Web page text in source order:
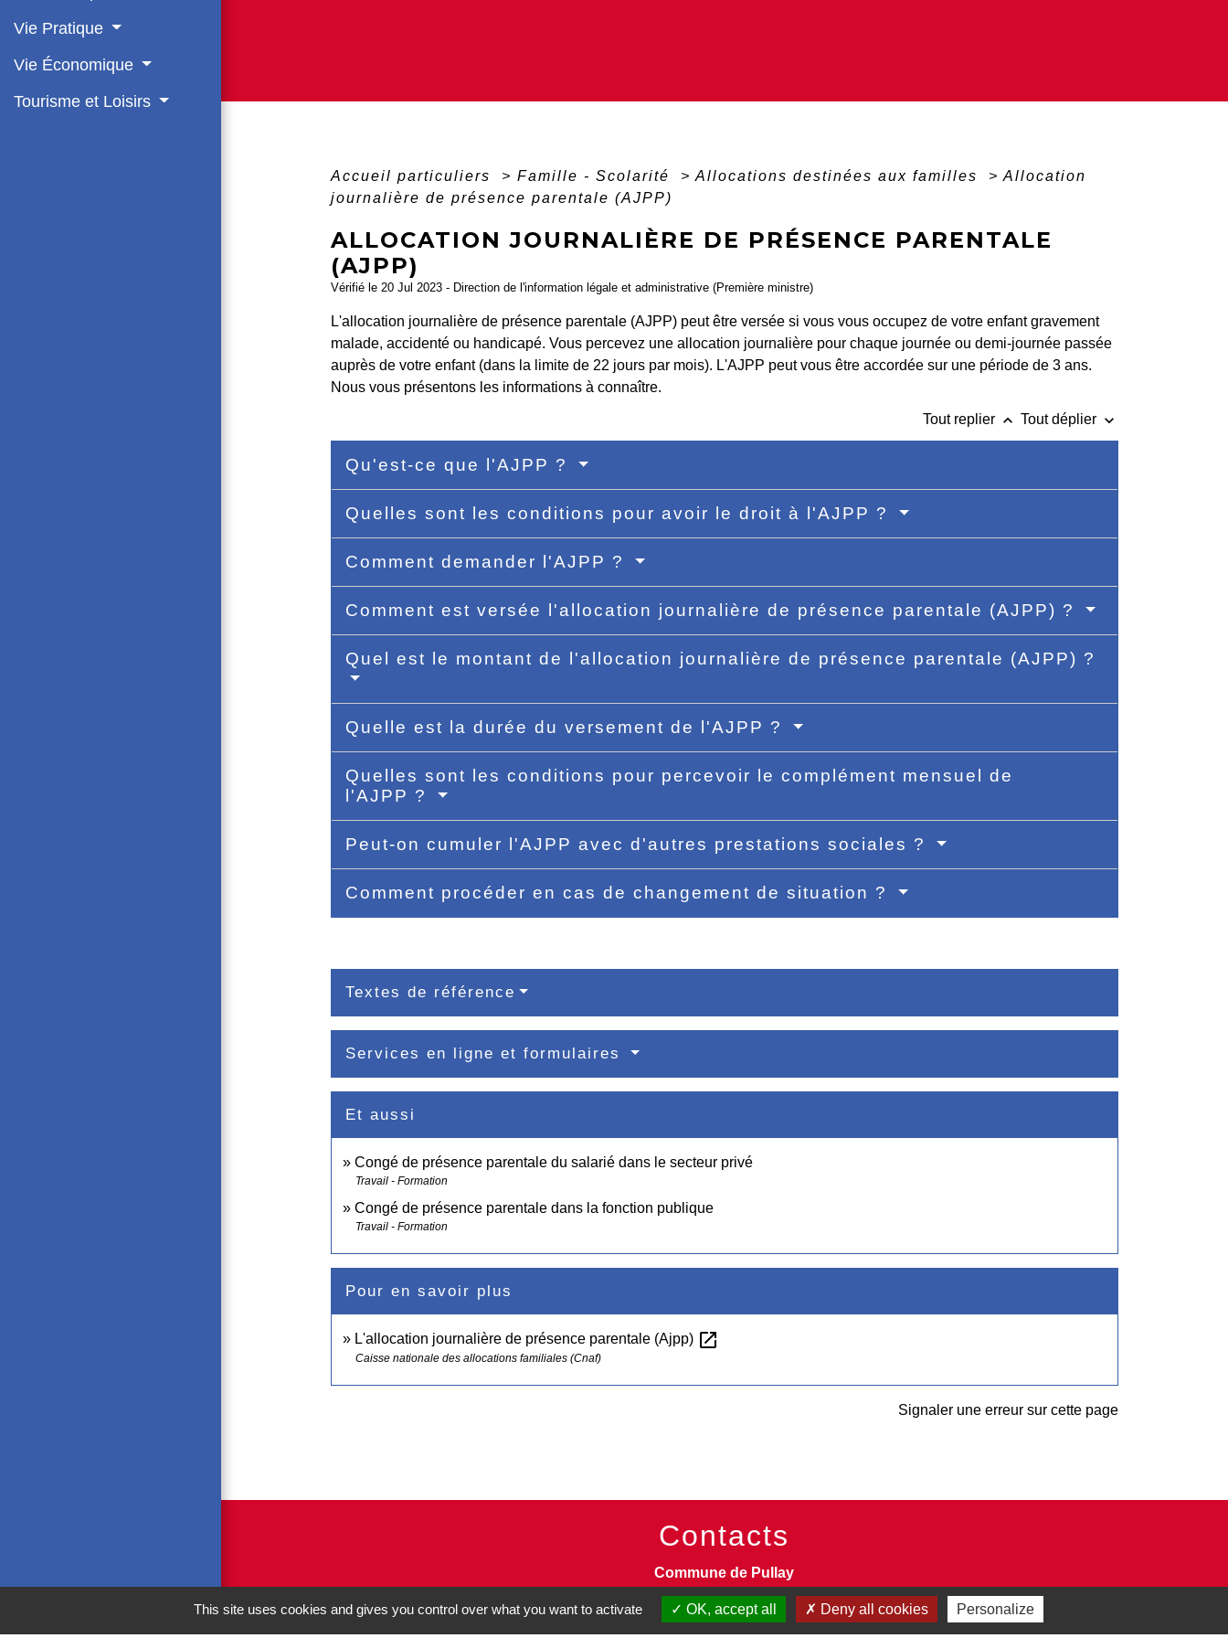
Vie Pratique
Vie Économique
Tourisme et Loisirs
Accueil particuliers > Famille - Scolarité > Allocations destinées aux familles > Allocation
journalière de présence parentale (AJPP)
ALLOCATION JOURNALIÈRE DE PRÉSENCE PARENTALE
(AJPP)
Vérifié le 20 Jul 2023 - Direction de l'information légale et administrative (Première ministre)
L'allocation journalière de présence parentale (AJPP) peut être versée si vous vous occupez de votre enfant gravement
malade, accidenté ou handicapé. Vous percevez une allocation journalière pour chaque journée ou demi-journée passée
auprès de votre enfant (dans la limite de 22 jours par mois). L'AJPP peut vous être accordée sur une période de 3 ans.
Nous vous présentons les informations à connaître.
Tout replier keyboard_arrow_up Tout déplier keyboard_arrow_down
Qu'est-ce que l'AJPP ?
Quelles sont les conditions pour avoir le droit à l'AJPP ?
Comment demander l'AJPP ?
Comment est versée l'allocation journalière de présence parentale (AJPP) ?
Quel est le montant de l'allocation journalière de présence parentale (AJPP) ?
Quelle est la durée du versement de l'AJPP ?
Quelles sont les conditions pour percevoir le complément mensuel de
l'AJPP ?
Peut-on cumuler l'AJPP avec d'autres prestations sociales ?
Comment procéder en cas de changement de situation ?
Textes de référence
Services en ligne et formulaires
Et aussi
Congé de présence parentale du salarié dans le secteur privé
Travail - Formation
Congé de présence parentale dans la fonction publique
Travail - Formation
Pour en savoir plus
L'allocation journalière de présence parentale (Ajpp) open_in_new
Caisse nationale des allocations familiales (Cnaf)
Signaler une erreur sur cette page
Contacts
Commune de Pullay
2 rue des Rossignols
27130 Pullay - FRANCE
This site uses cookies and gives you control over what you want to activate OK, accept all Deny all cookies Personalize